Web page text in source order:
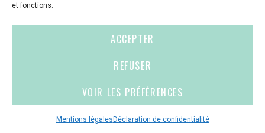
et fonctions.
ACCEPTER
REFUSER
VOIR LES PRÉFÉRENCES
Mentions légales Déclaration de confidentialité
violences-sexuelles-culture@audiens.org
Espace
presse
Mentions
légales